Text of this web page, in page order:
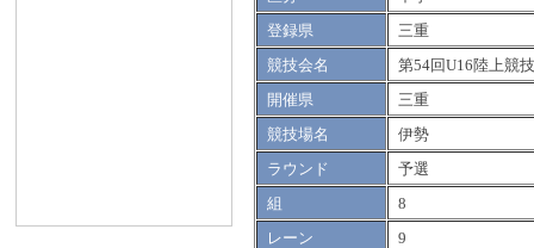
登録県
三重
競技会名
第54回U16陸上競
開催県
三重
競技場名
伊勢
ラウンド
予選
組
8
レーン
9